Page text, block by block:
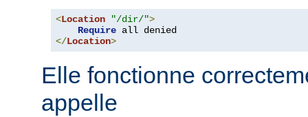
<Location "/dir/">
Require
</Location>
Elle fonctionne
appelle